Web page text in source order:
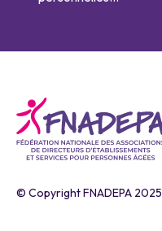
© Copyright FNADEPA 2025